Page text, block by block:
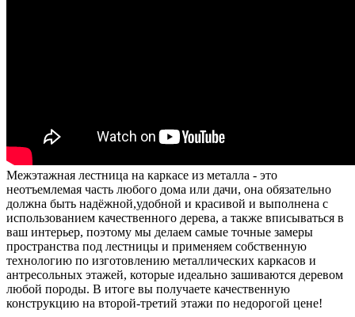
Межэтажная лестница на каркасе из металла - это
неотъемлемая часть любого дома или дачи, она обязательно
должна быть надёжной,удобной и красивой и выполнена с
использованием качественного дерева, а также вписываться в
ваш интерьер, поэтому мы делаем самые точные замеры
пространства под лестницы и применяем собственную
технологию по изготовлению металлических каркасов и
антресольных этажей, которые идеально зашиваются деревом
любой породы. В итоге вы получаете качественную
конструкцию на второй-третий этажи по недорогой цене!